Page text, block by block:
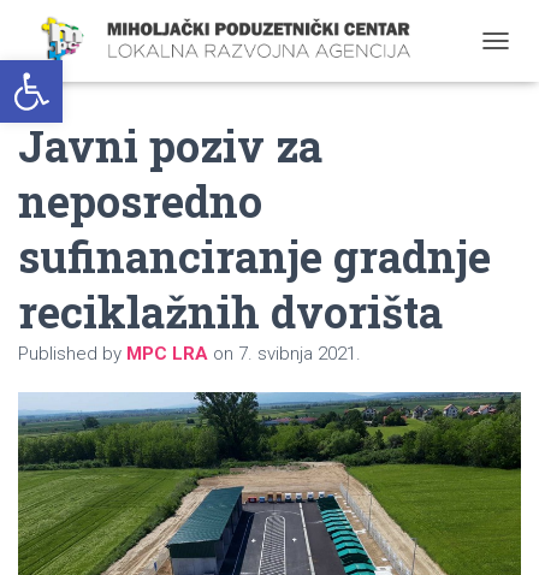
Open toolbar
O
N
Javni poziv za
neposredno
sufinanciranje gradnje
reciklažnih dvorišta
Published by MPC LRA on 7. svibnja 2021.